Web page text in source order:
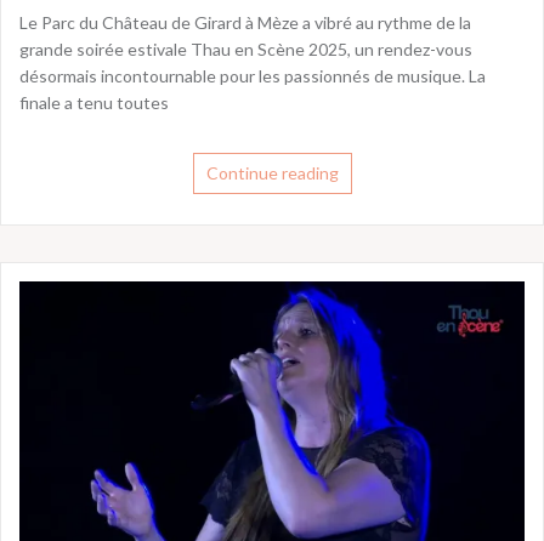
Le Parc du Château de Girard à Mèze a vibré au rythme de la
grande soirée estivale Thau en Scène 2025, un rendez-vous
désormais incontournable pour les passionnés de musique. La
finale a tenu toutes
Continue reading